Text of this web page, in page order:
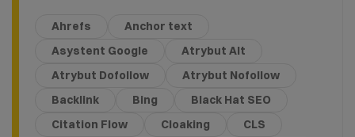
Ahrefs
Anchor text
Asystent Google
Atrybut Alt
Atrybut Dofollow
Atrybut Nofollow
Backlink
Bing
Black Hat SEO
Citation Flow
Cloaking
CLS